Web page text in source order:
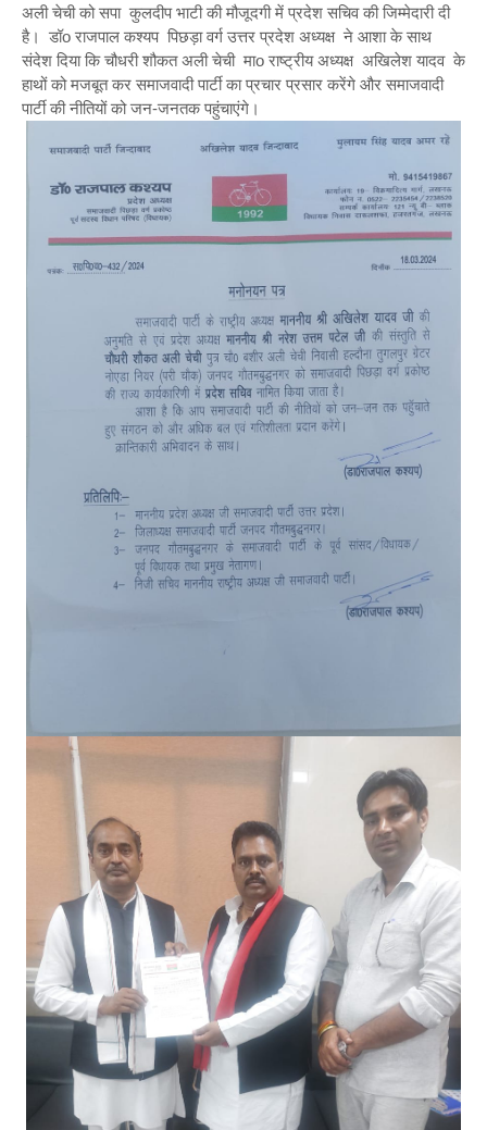
अली चेची को सपा कुलदीप भाटी की मौजूदगी में प्रदेश सचिव की जिम्मेदारी दी
है। डॉo राजपाल कश्यप पिछड़ा वर्ग उत्तर प्रदेश अध्यक्ष ने आशा के साथ
संदेश दिया कि चौधरी शौकत अली चेची माo राष्ट्रीय अध्यक्ष अखिलेश यादव के
हाथों को मजबूत कर समाजवादी पार्टी का प्रचार प्रसार करेंगे और समाजवादी
पार्टी की नीतियों को जन-जनतक पहुंचाएंगे।